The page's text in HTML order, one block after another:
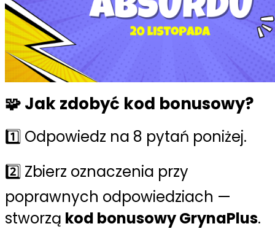
🧩 Jak zdobyć kod bonusowy?
1️⃣ Odpowiedz na 8 pytań poniżej.
2️⃣ Zbierz oznaczenia przy
poprawnych odpowiedziach —
stworzą kod bonusowy GrynaPlus.